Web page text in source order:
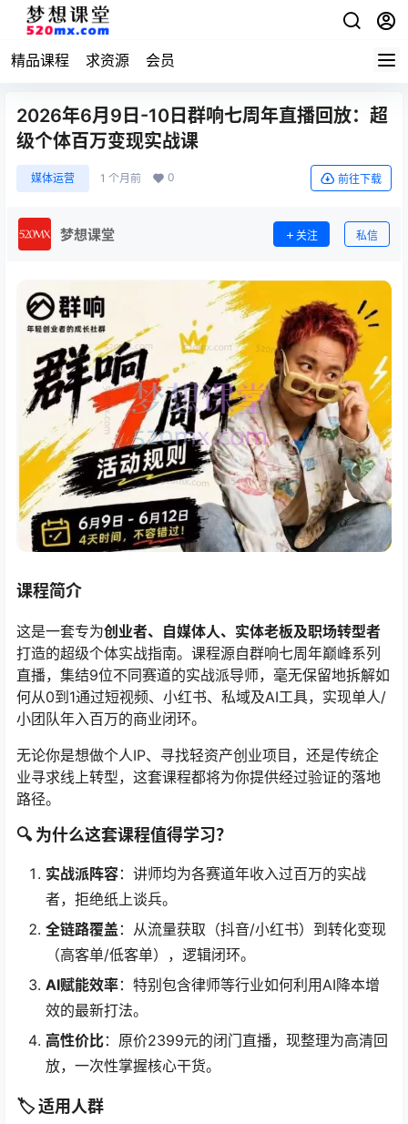
精品课程 求资源 会员
2026年6月9日-10日群响七周年直播回放：超
级个体百万变现实战课
媒体运营 1 个月前 0 前往下载
梦想课堂 关注 私信
课程简介
这是一套专为创业者、自媒体人、实体老板及职场转型者
打造的超级个体实战指南。课程源自群响七周年巅峰系列
直播，集结9位不同赛道的实战派导师，毫无保留地拆解如
何从0到1通过短视频、小红书、私域及AI工具，实现单人/
小团队年入百万的商业闭环。
无论你是想做个人IP、寻找轻资产创业项目，还是传统企
业寻求线上转型，这套课程都将为你提供经过验证的落地
路径。
🔍 为什么这套课程值得学习？
实战派阵容：讲师均为各赛道年收入过百万的实战
者，拒绝纸上谈兵。
全链路覆盖 ：从流量获取（抖音/小红书）到转化变现
（高客单/低客单），逻辑闭环。
AI赋能效率：特别包含律师等行业如何利用AI降本增
效的最新打法。
高性价比：原价2399元的闭门直播，现整理为高清回
放，一次性掌握核心干货。
🏷️ 适用人群